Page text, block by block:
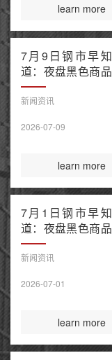
learn more
7月9日钢市早知
道：夜盘黑色商品
整体收涨 原油大
涨引爆全球债市抛
忘录“已终结”
新闻资讯
2026-07-09
learn more
7月1日钢市早知
道：夜盘黑色商品
窄幅波动 上半年
百强房企销售额降
钢铁保障新规今起
新闻资讯
2026-07-01
learn more